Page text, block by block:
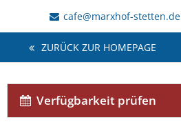
cafe@marxhof-stetten.de
ZURÜCK ZUR HOMEPAGE
Verfügbarkeit prüfen